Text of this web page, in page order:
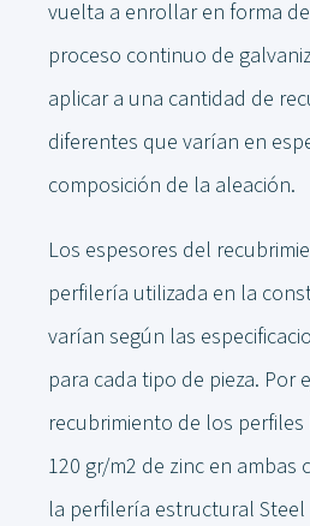
vuelta a enrollar en forma
proceso continuo de
aplicar a una cantidad de
diferentes que varían en
composición de la aleación.
Los espesores del
perfilería utilizada en la
varían según las
para cada tipo de pieza. Por
recubrimiento de los
120 gr/m2 de zinc en ambas
la perfilería estructural Steel